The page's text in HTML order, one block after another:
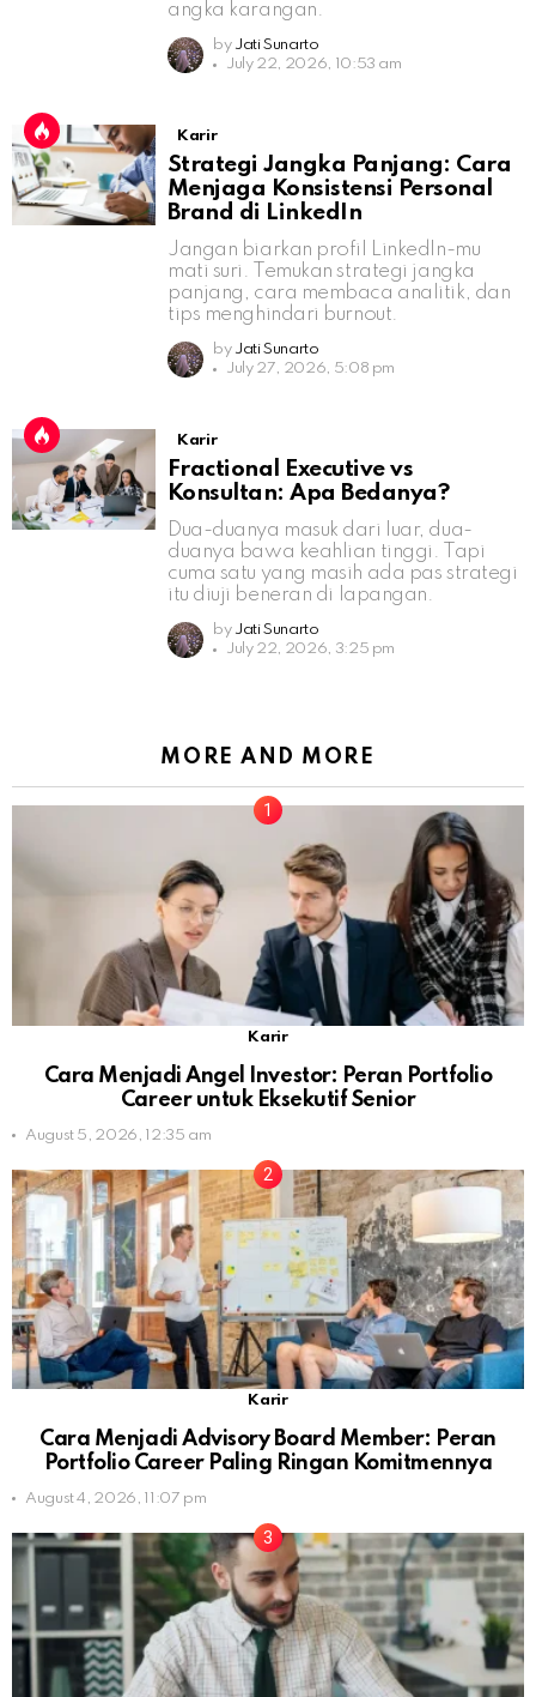
angka karangan.
by Jati Sunarto
July 22, 2026, 10:53 am
Karir
Strategi Jangka Panjang: Cara
Menjaga Konsistensi Personal
Brand di LinkedIn
Jangan biarkan profil LinkedIn-mu
mati suri. Temukan strategi jangka
panjang, cara membaca analitik, dan
tips menghindari burnout.
by Jati Sunarto
July 27, 2026, 5:08 pm
Karir
Fractional Executive vs
Konsultan: Apa Bedanya?
Dua-duanya masuk dari luar, dua-
duanya bawa keahlian tinggi. Tapi
cuma satu yang masih ada pas strategi
itu diuji beneran di lapangan.
by Jati Sunarto
July 22, 2026, 3:25 pm
MORE AND MORE
Karir
Cara Menjadi Angel Investor: Peran Portfolio
Career untuk Eksekutif Senior
August 5, 2026, 12:35 am
Karir
Cara Menjadi Advisory Board Member: Peran
Portfolio Career Paling Ringan Komitmennya
August 4, 2026, 11:07 pm